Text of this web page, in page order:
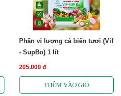
Phân vi lượng cá biển tươi (Vif
- SupBo) 1 lít
205.000 đ